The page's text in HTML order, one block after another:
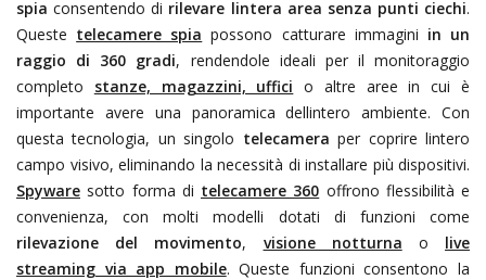
spia consentendo di rilevare lintera area senza punti ciechi.
Queste telecamere spia possono catturare immagini in un
raggio di 360 gradi, rendendole ideali per il monitoraggio
completo stanze, magazzini, uffici o altre aree in cui è
importante avere una panoramica dellintero ambiente. Con
questa tecnologia, un singolo telecamera per coprire lintero
campo visivo, eliminando la necessità di installare più dispositivi.
Spyware sotto forma di telecamere 360 offrono flessibilità e
convenienza, con molti modelli dotati di funzioni come
rilevazione del movimento, visione notturna o live
streaming via app mobile. Queste funzioni consentono la